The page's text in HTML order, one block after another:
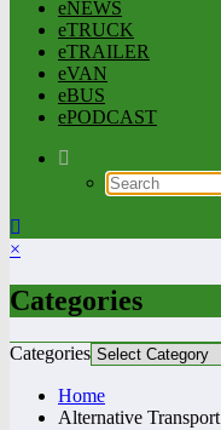
eNEWS
eTRUCK
eTRAILER
eVAN
eBUS
ePODCAST
×
Categories
Categories
Home
Alternative Transport